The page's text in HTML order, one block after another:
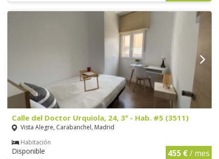
Calle del Doctor Urquiola, 24, 3º - Hab. #5 (3511)
Vista Alegre, Carabanchel, Madrid
Habitación
Disponible 455 €/ mes